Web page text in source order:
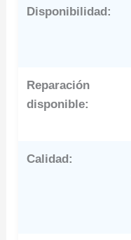
Disponibilidad:
Reparación
disponible:
Calidad: